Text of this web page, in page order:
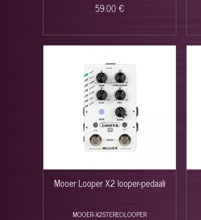
59.00 €
Mooer Looper X2 looper-pedaali
MOOER-X2STEREOLOOPER